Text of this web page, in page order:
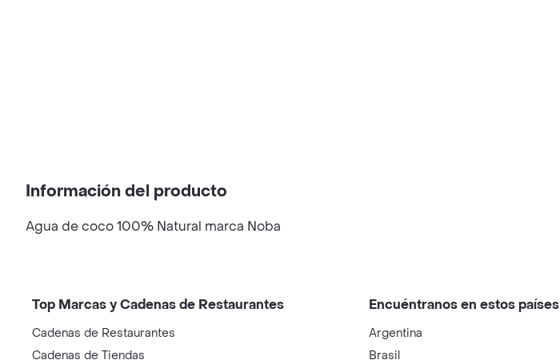
Información del producto
Agua de coco 100% Natural marca Noba
Top Marcas y Cadenas de Restaurantes
Cadenas de Restaurantes
Cadenas de Tiendas
Encuéntranos en estos países
Argentina
Brasil